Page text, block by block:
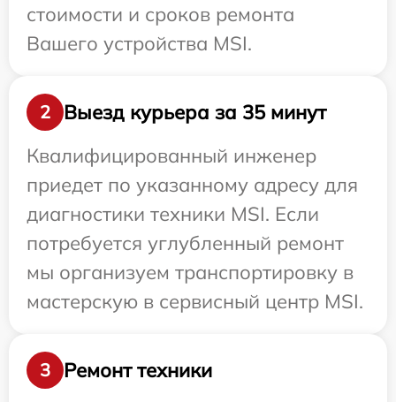
стоимости и сроков ремонта
Вашего устройства MSI.
2
Выезд курьера за 35 минут
Квалифицированный инженер
приедет по указанному адресу для
диагностики техники MSI. Если
потребуется углубленный ремонт
мы организуем транспортировку в
мастерскую в сервисный центр MSI.
3
Ремонт техники